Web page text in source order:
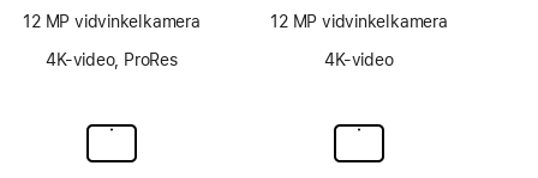
12 MP vidvinkelkamera
4K-video, ProRes
12 MP vidvinkelkamera
4K-video